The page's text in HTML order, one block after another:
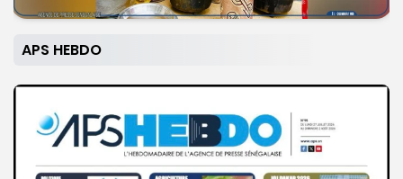
APS HEBDO